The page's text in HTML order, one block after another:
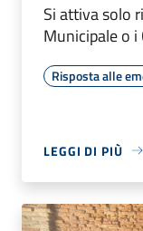
Si attiva solo
Municipale o i
Risposta alle
LEGGI DI PIÙ